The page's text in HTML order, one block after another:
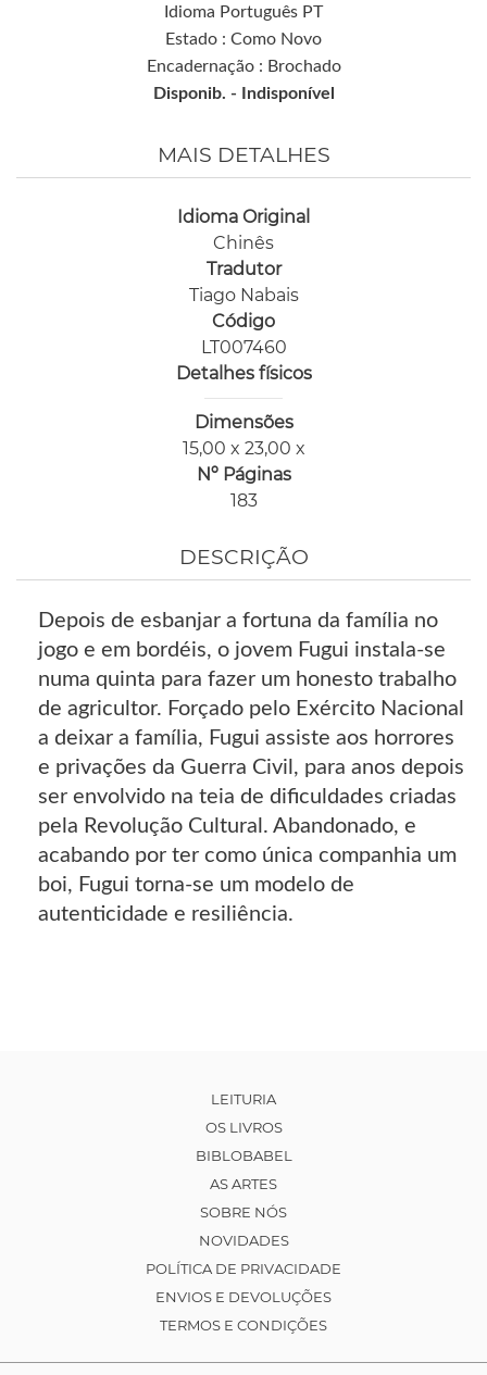
Idioma Português PT
Estado : Como Novo
Encadernação : Brochado
Disponib. -
Indisponível
MAIS DETALHES
Idioma Original
Chinês
Tradutor
Tiago Nabais
Código
LT007460
Detalhes físicos
Dimensões
15,00 x 23,00 x
Nº Páginas
183
DESCRIÇÃO
Depois de esbanjar a fortuna da família no
jogo e em bordéis, o jovem Fugui instala-se
numa quinta para fazer um honesto trabalho
de agricultor. Forçado pelo Exército Nacional
a deixar a família, Fugui assiste aos horrores
e privações da Guerra Civil, para anos depois
ser envolvido na teia de dificuldades criadas
pela Revolução Cultural. Abandonado, e
acabando por ter como única companhia um
boi, Fugui torna-se um modelo de
autenticidade e resiliência.
LEITURIA
OS LIVROS
BIBLOBABEL
AS ARTES
SOBRE NÓS
NOVIDADES
POLÍTICA DE PRIVACIDADE
ENVIOS E DEVOLUÇÕES
TERMOS E CONDIÇÕES